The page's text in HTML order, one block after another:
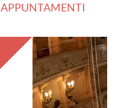
APPUNTAMENTI